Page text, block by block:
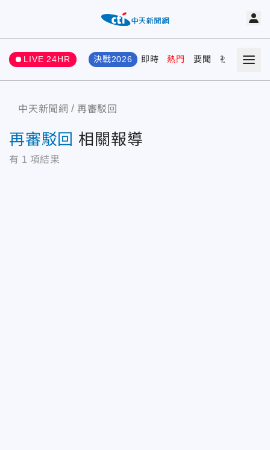
LIVE 24HR 決戰2026 即時 熱門 要聞 社會 娛樂
中天新聞網 再審駁回
再審駁回 相關報導
有 1 項結果